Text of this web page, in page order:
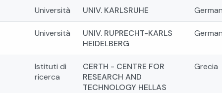
Università UNIV. KARLSRUHE
Università
UNIV. RUPRECHT-KARLS
HEIDELBERG
Istituti di
ricerca
CERTH - CENTRE FOR
RESEARCH AND
TECHNOLOGY HELLAS
Grecia